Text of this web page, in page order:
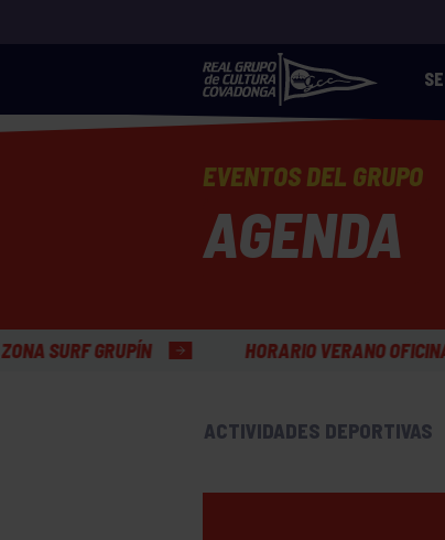
EVENTOS DEL GRUPO
AGENDA
HORARIO VERANO OFICINAS GENERALES
ACTIVIDADES DEPORTIVAS